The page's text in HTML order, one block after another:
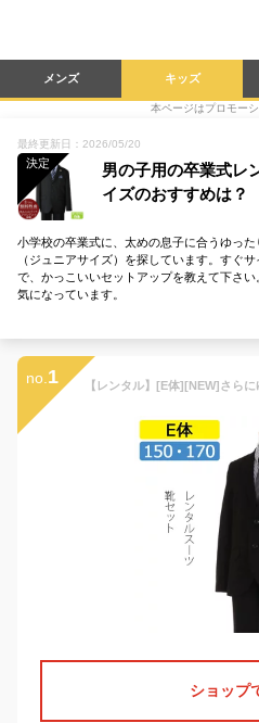
メンズ キッズ
本ページはプロモー
最終更新日：2026/05/20
決定
男の子用の卒業式レ
イズのおすすめは？
小学校の卒業式に、太めの息子に合うゆっ
（ジュニアサイズ）を探しています。すぐ
で、かっこいいセットアップを教えて下さ
気になっています。
no. 1
ショップ